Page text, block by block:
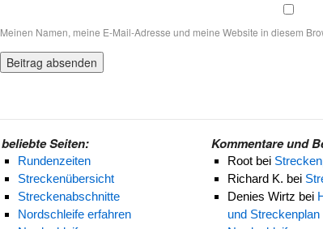
Meinen Namen, meine E-Mail-Adresse und meine Website in diesem
beliebte Seiten:
Rundenzeiten
Streckenübersicht
Streckenabschnitte
Nordschleife erfahren
Kommentare und
Rootbei
Richard K. bei
Denies Wirtz bei
und Streckenplan